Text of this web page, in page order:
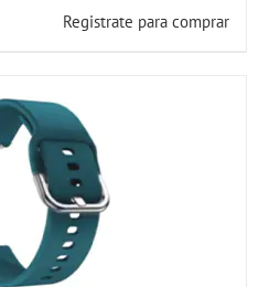
Registrate para comprar